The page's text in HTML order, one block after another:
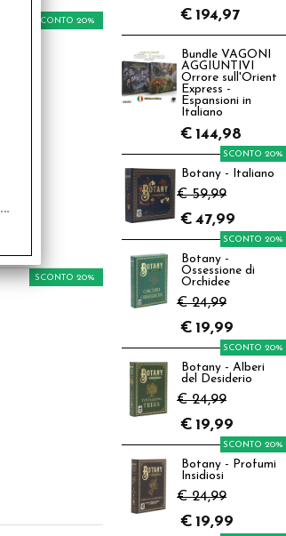
SCONTO 20%
SCONTO 20%
€ 194,97
Bundle VAGONI
AGGIUNTIVI
Orrore sull'Orient
Express -
Espansioni in
Italiano
€ 144,98
Botany - Italiano
€ 59,99
SCONTO 20%
€ 47,99
Botany -
Ossessione di
Orchidee
€ 24,99
SCONTO 20%
€ 19,99
Botany - Alberi
del Desiderio
€ 24,99
SCONTO 20%
€ 19,99
Botany - Profumi
Insidiosi
€ 24,99
SCONTO 20%
€ 19,99